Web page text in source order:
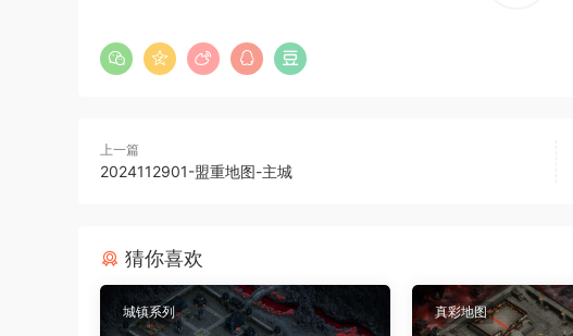
上一篇
2024112901-盟重地图-主城
猜你喜欢
城镇系列 真彩地图